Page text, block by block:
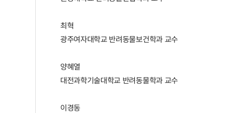
최혁
광주여자대학교 반려동물보건학과 교수
양혜열
대전과학기술대학교 반려동물학과 교수
이경동